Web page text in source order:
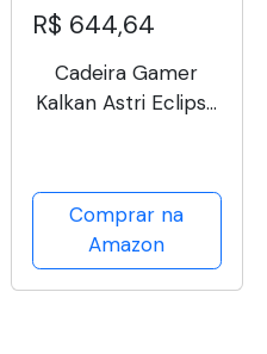
R$ 644,64
Cadeira Gamer
Kalkan Astri Eclipse
Comprar na
Amazon